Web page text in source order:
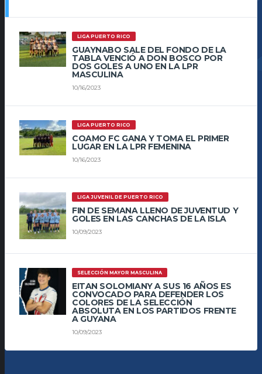
LIGA PUERTO RICO
GUAYNABO SALE DEL FONDO DE LA
TABLA VENCIÓ A DON BOSCO POR
DOS GOLES A UNO EN LA LPR
MASCULINA
10/16/2023
LIGA PUERTO RICO
COAMO FC GANA Y TOMA EL PRIMER
LUGAR EN LA LPR FEMENINA
10/16/2023
LIGA JUVENIL DE PUERTO RICO
FIN DE SEMANA LLENO DE JUVENTUD Y
GOLES EN LAS CANCHAS DE LA ISLA
10/09/2023
SELECCIÓN MAYOR MASCULINA
EITAN SOLOMIANY A SUS 16 AÑOS ES
CONVOCADO PARA DEFENDER LOS
COLORES DE LA SELECCIÓN
ABSOLUTA EN LOS PARTIDOS FRENTE
A GUYANA
10/09/2023